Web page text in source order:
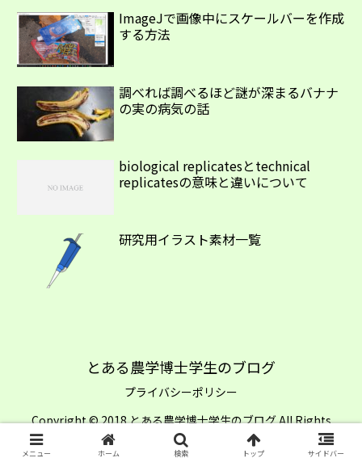
ImageJで画像中にスケールバーを作成
する方法
調べれば調べるほど謎が深まるバナナ
の実の病気の話
biological replicatesとtechnical
replicatesの意味と違いについて
研究用イラスト素材一覧
とある農学博士学生のブログ
プライバシーポリシー
Copyright © 2018 とある農学博士学生のブログ All Rights
Reserved.
メニュー ホーム 検索 トップ サイドバー